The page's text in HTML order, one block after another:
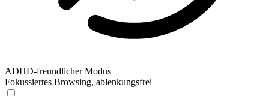
ADHD-freundlicher Modus
Fokussiertes Browsing, ablenkungsfrei